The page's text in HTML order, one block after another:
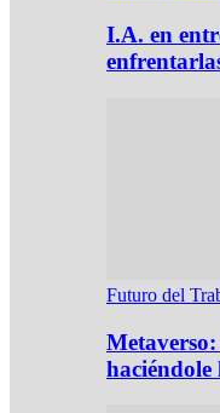
I.A. en
Futuro del